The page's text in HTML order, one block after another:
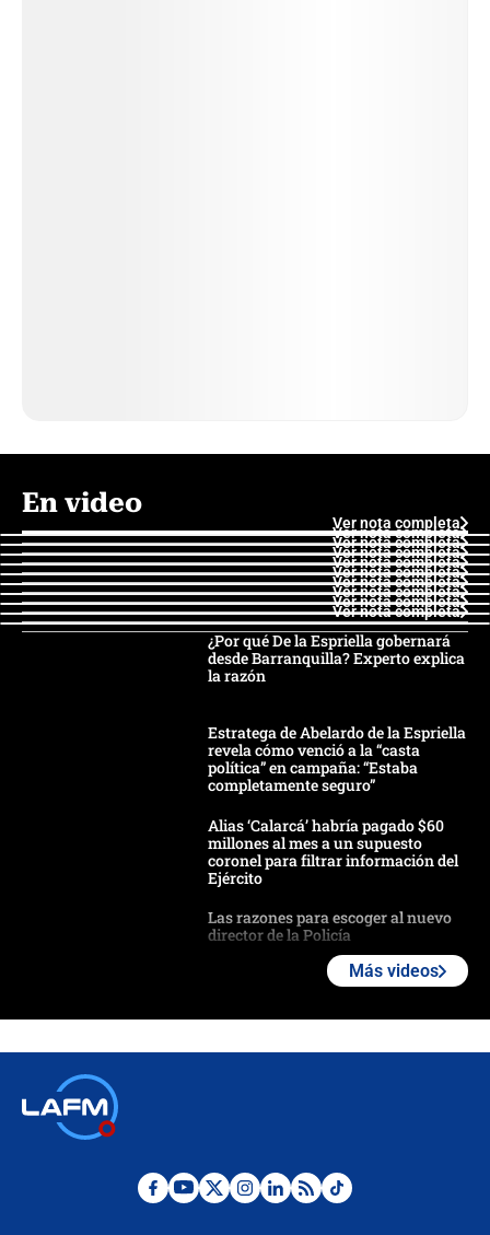
En video
Ver nota completa
Ver nota completa
Ver nota completa
Ver nota completa
Ver nota completa
Ver nota completa
Ver nota completa
Ver nota completa
Ver nota completa
Ver nota completa
¿Por qué De la Espriella gobernará
desde Barranquilla? Experto explica
la razón
Estratega de Abelardo de la Espriella
revela cómo venció a la “casta
política” en campaña: “Estaba
completamente seguro”
Alias ‘Calarcá’ habría pagado $60
millones al mes a un supuesto
coronel para filtrar información del
Ejército
Las razones para escoger al nuevo
director de la Policía
"No hubo fraude ni posibilidad de
Más videos